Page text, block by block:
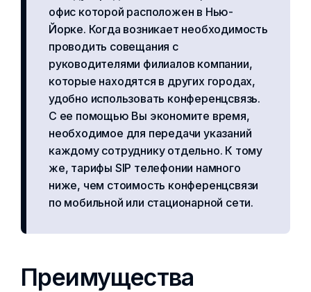
офис которой расположен в Нью-
Йорке. Когда возникает необходимость
проводить совещания с
руководителями филиалов компании,
которые находятся в других городах,
удобно использовать конференцсвязь.
С ее помощью Вы экономите время,
необходимое для передачи указаний
каждому сотруднику отдельно. К тому
же, тарифы SIP телефонии намного
ниже, чем стоимость конференцсвязи
по мобильной или стационарной сети.
Преимущества